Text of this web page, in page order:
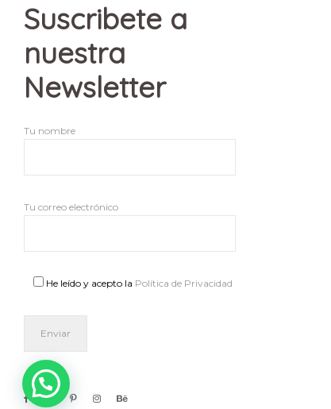
Suscribete a
nuestra
Newsletter
Tu nombre
Tu correo electrónico
He leído y acepto la Política de Privacidad